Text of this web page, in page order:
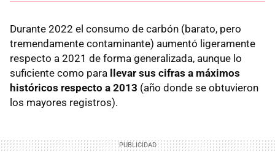
Durante 2022 el consumo de carbón (barato, pero
tremendamente contaminante) aumentó ligeramente
respecto a 2021 de forma generalizada, aunque lo
suficiente como para llevar sus cifras a máximos
históricos respecto a 2013 (año donde se obtuvieron
los mayores registros).